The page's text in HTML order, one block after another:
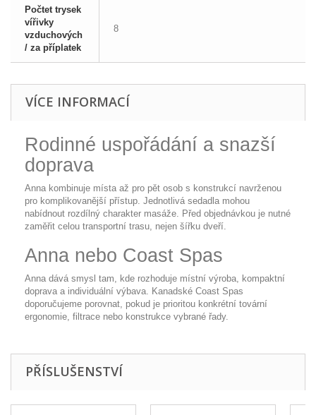
Počtet trysek
vířivky
vzduchových
/ za příplatek
8
VÍCE INFORMACÍ
Rodinné uspořádání a snazší
doprava
Anna kombinuje místa až pro pět osob s konstrukcí navrženou
pro komplikovanější přístup. Jednotlivá sedadla mohou
nabídnout rozdílný charakter masáže. Před objednávkou je nutné
zaměřit celou transportní trasu, nejen šířku dveří.
Anna nebo Coast Spas
Anna dává smysl tam, kde rozhoduje místní výroba, kompaktní
doprava a individuální výbava. Kanadské Coast Spas
doporučujeme porovnat, pokud je prioritou konkrétní tovární
ergonomie, filtrace nebo konstrukce vybrané řady.
PŘÍSLUŠENSTVÍ